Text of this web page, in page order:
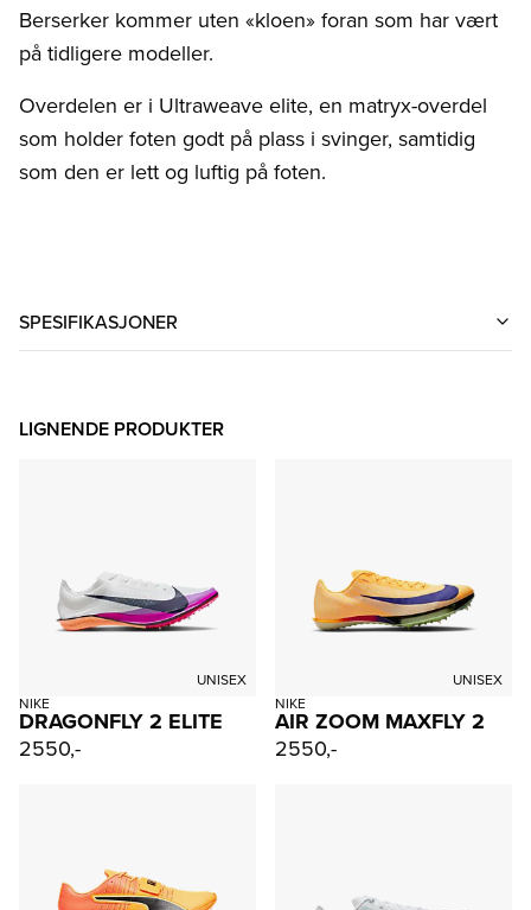
Berserker kommer uten «kloen» foran som har vært
på tidligere modeller.
Overdelen er i Ultraweave elite, en matryx-overdel
som holder foten godt på plass i svinger, samtidig
som den er lett og luftig på foten.
SPESIFIKASJONER
LIGNENDE PRODUKTER
UNISEX
NIKE
DRAGONFLY 2 ELITE
2550,-
UNISEX
NIKE
AIR ZOOM MAXFLY 2
2550,-